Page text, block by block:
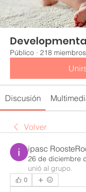
Público · 218 miembros
Discusión
Volver
ipasc
26 de diciembre
unió al grupo.
0